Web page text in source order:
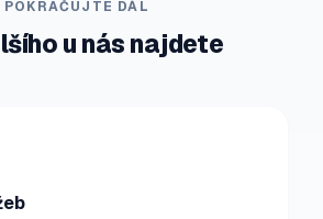
POKRAČUJTE DÁL
u nás najdete